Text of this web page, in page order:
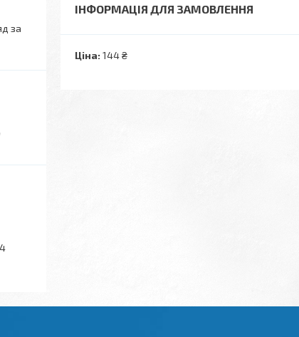
ІНФОРМАЦІЯ ДЛЯ ЗАМОВЛЕННЯ
Ціна: 144 ₴
за